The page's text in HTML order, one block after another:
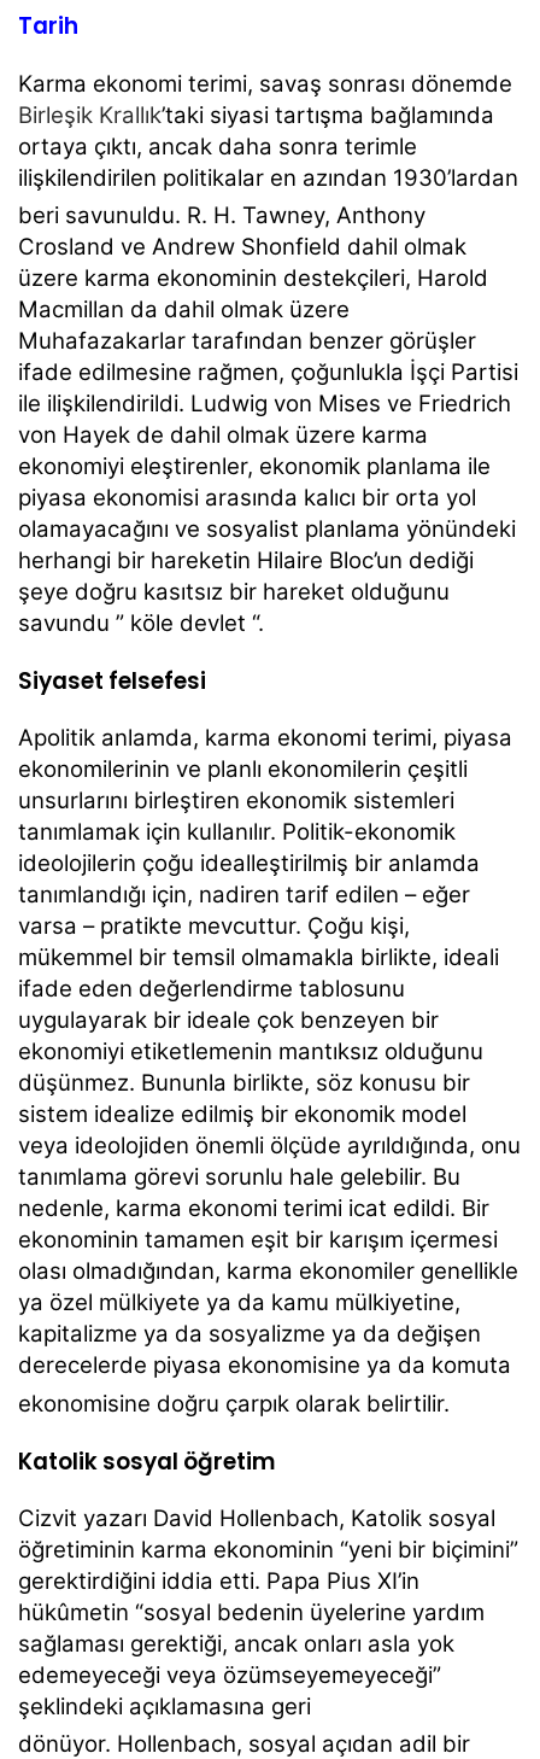
Tarih
Karma ekonomi terimi, savaş sonrası dönemde
Birleşik Krallık’taki siyasi tartışma bağlamında
ortaya çıktı, ancak daha sonra terimle
ilişkilendirilen politikalar en azından 1930’lardan
beri savunuldu. R. H. Tawney, Anthony
Crosland ve Andrew Shonfield dahil olmak
üzere karma ekonominin destekçileri, Harold
Macmillan da dahil olmak üzere
Muhafazakarlar tarafından benzer görüşler
ifade edilmesine rağmen, çoğunlukla İşçi Partisi
ile ilişkilendirildi. Ludwig von Mises ve Friedrich
von Hayek de dahil olmak üzere karma
ekonomiyi eleştirenler, ekonomik planlama ile
piyasa ekonomisi arasında kalıcı bir orta yol
olamayacağını ve sosyalist planlama yönündeki
herhangi bir hareketin Hilaire Bloc’un dediği
şeye doğru kasıtsız bir hareket olduğunu
savundu ” köle devlet “.
Siyaset felsefesi
Apolitik anlamda, karma ekonomi terimi, piyasa
ekonomilerinin ve planlı ekonomilerin çeşitli
unsurlarını birleştiren ekonomik sistemleri
tanımlamak için kullanılır. Politik-ekonomik
ideolojilerin çoğu idealleştirilmiş bir anlamda
tanımlandığı için, nadiren tarif edilen – eğer
varsa – pratikte mevcuttur. Çoğu kişi,
mükemmel bir temsil olmamakla birlikte, ideali
ifade eden değerlendirme tablosunu
uygulayarak bir ideale çok benzeyen bir
ekonomiyi etiketlemenin mantıksız olduğunu
düşünmez. Bununla birlikte, söz konusu bir
sistem idealize edilmiş bir ekonomik model
veya ideolojiden önemli ölçüde ayrıldığında, onu
tanımlama görevi sorunlu hale gelebilir. Bu
nedenle, karma ekonomi terimi icat edildi. Bir
ekonominin tamamen eşit bir karışım içermesi
olası olmadığından, karma ekonomiler genellikle
ya özel mülkiyete ya da kamu mülkiyetine,
kapitalizme ya da sosyalizme ya da değişen
derecelerde piyasa ekonomisine ya da komuta
ekonomisine doğru çarpık olarak belirtilir.
Katolik sosyal öğretim
Cizvit yazarı David Hollenbach, Katolik sosyal
öğretiminin karma ekonominin “yeni bir biçimini”
gerektirdiğini iddia etti. Papa Pius XI’in
hükûmetin “sosyal bedenin üyelerine yardım
sağlaması gerektiği, ancak onları asla yok
edemeyeceği veya özümseyemeyeceği”
şeklindeki açıklamasına geri
dönüyor. Hollenbach, sosyal açıdan adil bir